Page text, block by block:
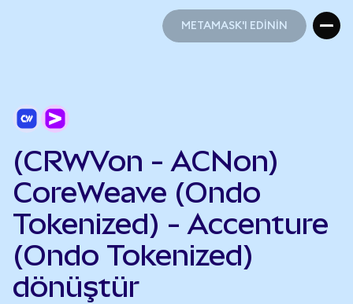
METAMASK'I EDİNİN
(CRWVon - ACNon)
CoreWeave (Ondo
Tokenized) - Accenture
(Ondo Tokenized)
dönüştür